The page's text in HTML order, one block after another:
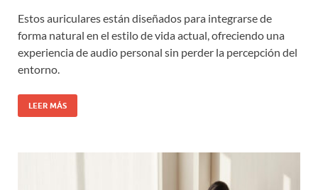
Estos auriculares están diseñados para integrarse de
forma natural en el estilo de vida actual, ofreciendo una
experiencia de audio personal sin perder la percepción del
entorno.
LEER MÁS